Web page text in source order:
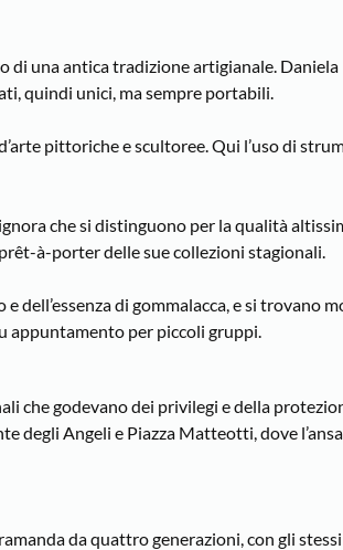
di una antica tradizione artigianale. Daniela
quindi unici, ma sempre portabili.
pittoriche e scultoree. Qui l’uso di
che si distinguono per la qualità
à-porter delle sue collezioni stagionali.
di gommalacca, e si trovano
appuntamento per piccoli gruppi.
che godevano dei privilegi e della
degli Angeli e Piazza Matteotti, dove
da quattro generazioni, con gli stessi